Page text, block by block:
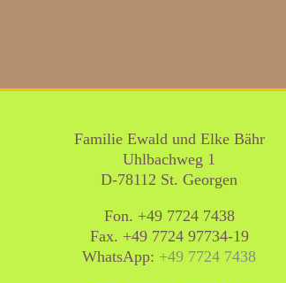
Familie Ewald und Elke Bähr
Uhlbachweg 1
D-78112 St. Georgen
Fon. +49 7724 7438
Fax. +49 7724 97734-19
WhatsApp: +49 7724 7438